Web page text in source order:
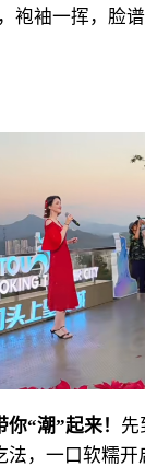
，袍袖一挥，脸
你“潮”起来！ 先
法，一口软糯